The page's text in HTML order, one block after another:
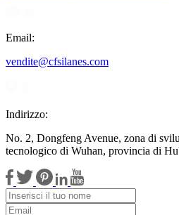
Email:
vendite@cfsilanes.com
Indirizzo:
No. 2, Dongfeng Avenue, zona di
tecnologico di Wuhan, provincia di